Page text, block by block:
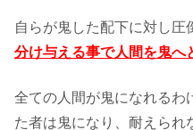
自らが鬼した配下に対し圧
分け与える事で人間を鬼へ
全ての人間が鬼になれるわ
た者は鬼になり、耐えられ